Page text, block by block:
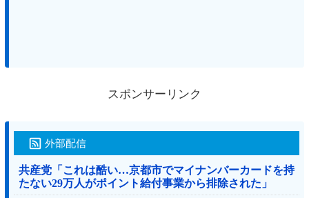
スポンサーリンク
外部配信
共産党「これは酷い…京都市でマイナンバーカードを持
たない29万人がポイント給付事業から排除された」